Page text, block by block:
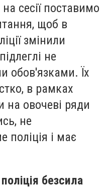
сесії поставимо
щоб в
змінили
не
обов'язками. Їх
в рамках
на овочеві ряди
не
поліція і має
безсила